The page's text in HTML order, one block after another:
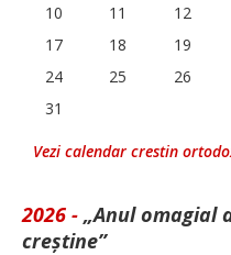
10
11 12
17
18 19
24
25 26
31
Vezi calendar crestin
2026 - „Anul omagial
creștine”